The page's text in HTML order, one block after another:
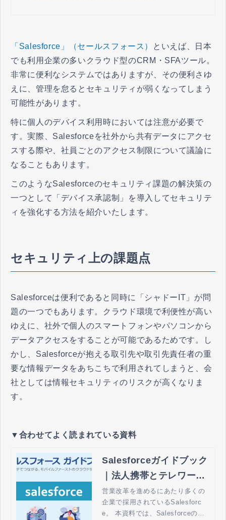
「Salesforce」（セールスフォース）
といえば、日本
でも利用企業の多いクラウド型のCRM・SFAツール。
非常に便利なシステムではありますが、その便利さゆ
えに、管理を怠るとセキュリティが弱くなってしまう
可能性があります。
特に個人のデバイス利用時においては注意が必要で
す。実際、Salesforceを社外から共有データにアクセ
スする際や、社員ごとのアクセス制限について議論に
なることもあります。
このようなSalesforceのセキュリティ課題の解決策の
一つとして「デバイス承認制」を導入してセキュリテ
ィを強化する方法を紹介いたします。
セキュリティ上の課題点
Salesforceは便利であると同時に「シャドーIT」が問
題の一つでもあります。クラウド環境で利便性が高い
ゆえに、社外で個人のスマートフォンやパソコンから
データアクセスをすることが可能であるためです。し
かし、Salesforceが抱える取引先や取引先責任者の重
要な情報データをあちこちで利用されてしまうと、会
社としては情報セキュリティのリスクが高くなりま
す。
▼合わせてよく読まれている資料
Salesforceガイドブック
｜法人携帯とテレワーク
の MWPオンライン by
コネクシオ
営業改革を進めるにあたり多くの
企業で採用されているSalesforc
e。 本資料では、Salesforceの特